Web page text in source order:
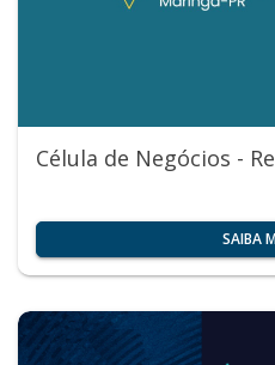
Célula de Negócios -
SAIBA